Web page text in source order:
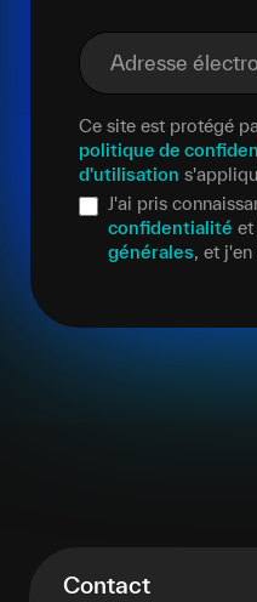
Adresse
Ce site est protégé
politique de
d'utilisation
J'ai pris
confidentialité et
générales, et
Contact